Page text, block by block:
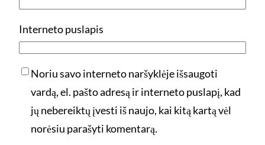
Interneto puslapis
Noriu savo interneto naršyklėje išsaugoti
vardą, el. pašto adresą ir interneto puslapį, kad
jų nebereiktų įvesti iš naujo, kai kitą kartą vėl
norėsiu parašyti komentarą.